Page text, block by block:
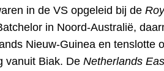
in de VS opgeleid bij de
in Noord-Australië,
Nieuw-Guinea en tenslotte
vanuit Biak. De Netherlands